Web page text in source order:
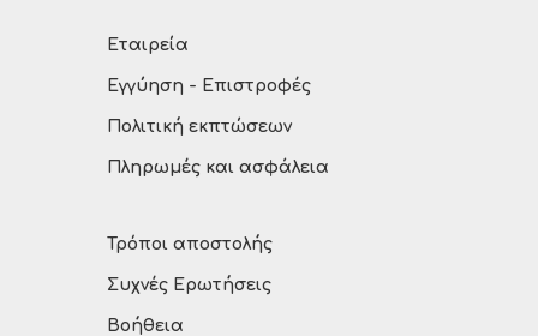
Εταιρεία
Εγγύηση - Επιστροφές
Πολιτική εκπτώσεων
Πληρωμές και ασφάλεια
Τρόποι αποστολής
Συχνές Ερωτήσεις
Βοήθεια